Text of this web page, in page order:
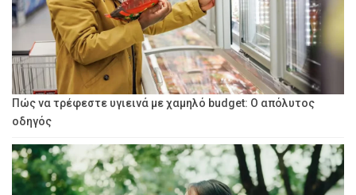
Πώς να τρέφεστε υγιεινά με χαμηλό budget: Ο απόλυτος
οδηγός